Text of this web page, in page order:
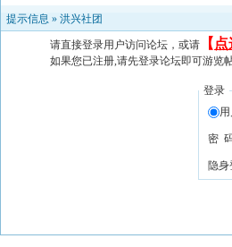
提示信息 » 洪兴社团
请直接登录用户访问论坛，或请 【
如果您已注册,请先登录论坛即可游览
登录
密
隐身